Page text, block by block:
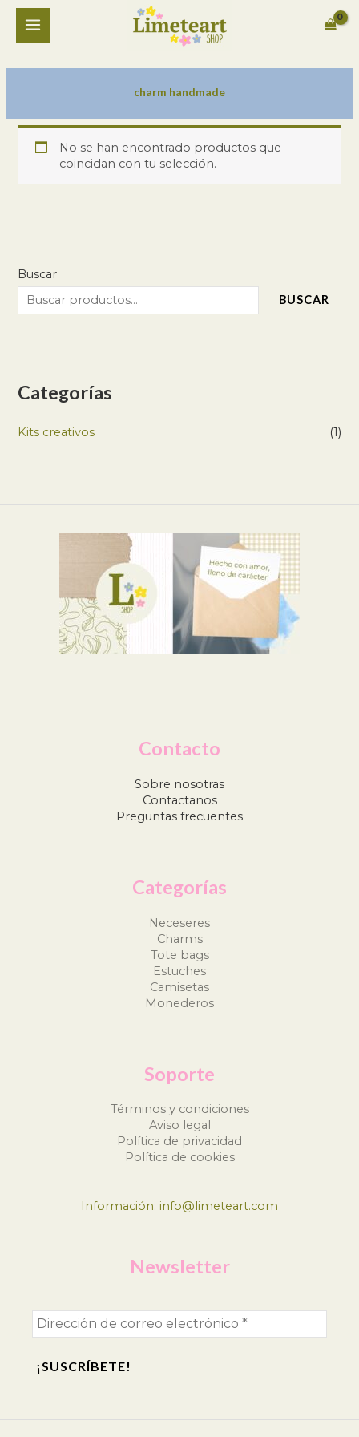
contenido
MAIN
MENU
Buscar
BUSCAR
Categorías
Kits creativos (1)
charm handmade
No se han encontrado productos que
coincidan con tu selección.
Contacto
Sobre nosotras
Contactanos
Preguntas frecuentes
Categorías
Neceseres
Charms
Tote bags
Estuches
Camisetas
Monederos
Soporte
Términos y condiciones
Aviso legal
Política de privacidad
Política de cookies
Información: info@limeteart.com
Newsletter